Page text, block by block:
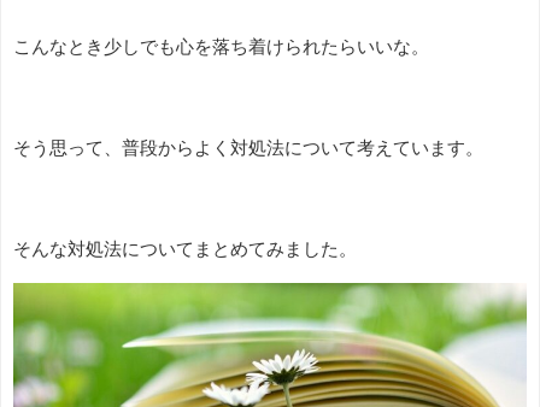
こんなとき少しでも心を落ち着けられたらいいな。
そう思って、普段からよく対処法について考えています。
そんな対処法についてまとめてみました。